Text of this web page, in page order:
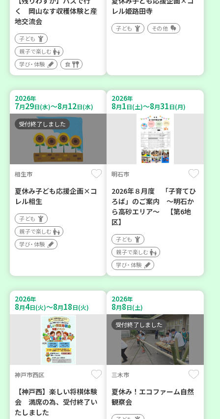
く 岡山なす収穫体験と産
地交流会
子ども
親子で楽しむ
学び・体験
食
レル姫路田寺
子ども その他
2026年
7月29日(水)～8月12日(水)
受付終了しました
相生市
夏休み子ども応援企画×コ
レル相生
子ども
親子で楽しむ
学び・体験
2026年
8月1日(土)～8月31日(月)
明石市
2026年８月度 「子育てひ
ろば」のご案内 ～明石か
ら高砂エリア～ 【第6地
区】
子ども
親子で楽しむ
学び・体験
2026年
8月4日(火)～8月18日(火)
神戸市西区
【神戸西】楽しい将棋体験
会 満席の為、受付終了い
たしました
2026年
8月8日(土)
受付終了しました
三木市
夏休み！エコファーム自然
観察会